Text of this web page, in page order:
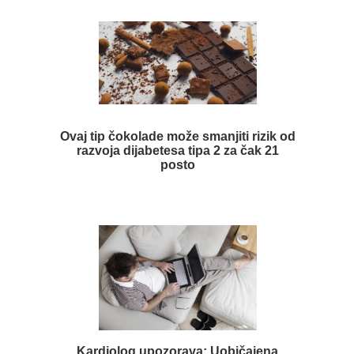
Ovaj tip čokolade može smanjiti rizik od
razvoja dijabetesa tipa 2 za čak 21
posto